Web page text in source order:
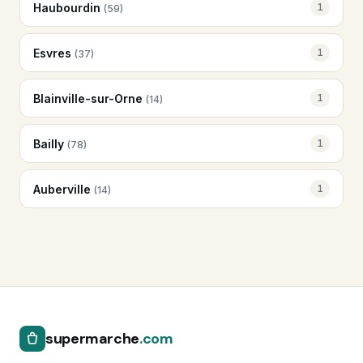
Haubourdin (59) 1
Esvres (37) 1
Blainville-sur-Orne (14) 1
Bailly (78) 1
Auberville (14) 1
supermarche.com